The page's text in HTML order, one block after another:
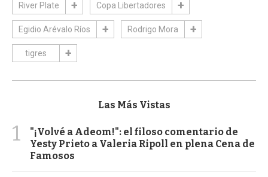
River Plate Copa Libertadores
Egidio Arévalo Ríos Rodrigo Mora
tigres
Las Más Vistas
1
"¡Volvé a Adeom!": el filoso comentario de
Yesty Prieto a Valeria Ripoll en plena Cena de
Famosos